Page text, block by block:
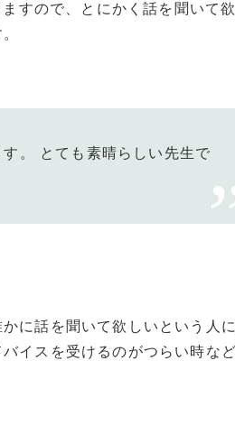
すので、とにかく話を聞いて
。 とても素晴らしい先生で
に話を聞いて欲しいという人
イスを受けるのがつらい時など